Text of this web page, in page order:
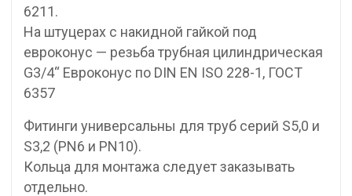
6211.
На штуцерах с накидной гайкой под
евроконус — резьба трубная цилиндрическая
G3/4“ Евроконус по DIN EN ISO 228-1, ГОСТ
6357
Фитинги универсальны для труб серий S5,0 и
S3,2 (PN6 и PN10).
Кольца для монтажа следует заказывать
отдельно.